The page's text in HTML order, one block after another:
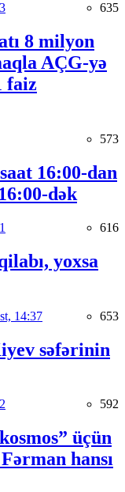
635
8 milyon
AÇG-yə
faiz
573
16:00-dan
dək
616
yoxsa
14:37 653
səfərinin
592
üçün
hansı